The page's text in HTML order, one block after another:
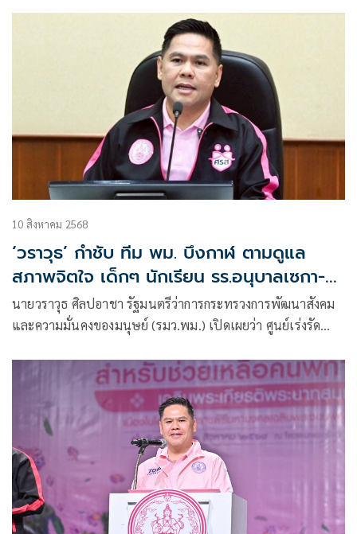
กระทรวงการพัฒนาสังคมและความมั่นคงของมนุษย์ (พม.)
ห่วงใยพี่น้องกลุ่มเปราะบางและประชาชนในพื้นที่ชายแดน
10 สิงหาคม 2568
‘วราวุธ’ กำชับ ทีม พม. บึงกาฬ ตามดูแล
สภาพจิตใจ เด็กๆ นักเรียน รร.อนุบาลเซกา-
รร.เซกา ที่ประสบเหตุรถรับส่งนักเรียนพลิก
คว่ำ ตาย 2 สาหัส 1 เจ็บ 42
นายวราวุธ ศิลปอาชา รัฐมนตรีว่าการกระทรวงการพัฒนาสังคม
และความมั่นคงของมนุษย์ (รมว.พม.) เปิดเผยว่า ศูนย์เร่งรัด